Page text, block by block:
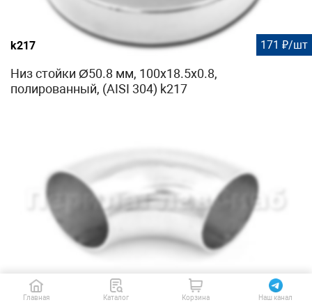
k217 171 ₽/шт
Низ стойки Ø50.8 мм, 100х18.5х0.8,
полированный, (AISI 304) k217
k095 162 ₽/шт
Главная Каталог Корзина Наш канал